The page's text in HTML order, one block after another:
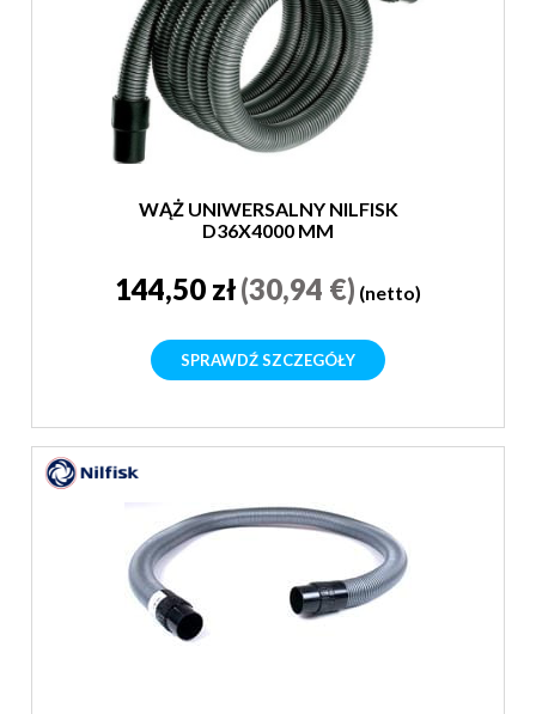
WĄŻ UNIWERSALNY NILFISK
D36X4000 MM
144,50 zł(30,94 €) (netto)
SPRAWDŹ SZCZEGÓŁY